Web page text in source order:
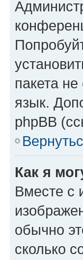
пакета
язык.
phpBB
Как я
Вместе с
обычно
сколько